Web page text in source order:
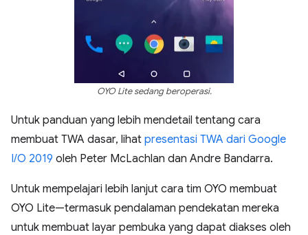
OYO Lite sedang beroperasi.
Untuk panduan yang lebih mendetail tentang cara
membuat TWA dasar, lihat presentasi TWA dari Google
I/O 2019 oleh Peter McLachlan dan Andre Bandarra.
Untuk mempelajari lebih lanjut cara tim OYO membuat
OYO Lite—termasuk pendalaman pendekatan mereka
untuk membuat layar pembuka yang dapat diakses oleh